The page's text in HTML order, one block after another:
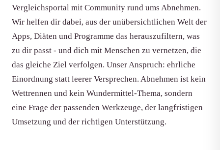
Vergleichsportal mit Community rund ums Abnehmen.
Wir helfen dir dabei, aus der unübersichtlichen Welt der
Apps, Diäten und Programme das herauszufiltern, was
zu dir passt - und dich mit Menschen zu vernetzen, die
das gleiche Ziel verfolgen. Unser Anspruch: ehrliche
Einordnung statt leerer Versprechen. Abnehmen ist kein
Wettrennen und kein Wundermittel-Thema, sondern
eine Frage der passenden Werkzeuge, der langfristigen
Umsetzung und der richtigen Unterstützung.